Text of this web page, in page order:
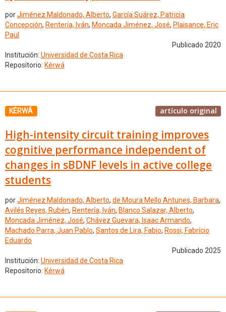
porJiménez Maldonado, Alberto, García Suárez, Patricia
Concepción, Rentería, Iván, Moncada Jiménez, José, Plaisance, Eric
Paul
Publicado 2020
Institución: Universidad de Costa Rica
Repositorio: Kérwá
KÉRWÁ artículo original
High-intensity circuit training improves
cognitive performance independent of
changes in sBDNF levels in active college
students
porJiménez Maldonado, Alberto, de Moura Mello Antunes, Barbara,
Avilés Reyes, Rubén, Rentería, Iván, Blanco Salazar, Alberto,
Moncada Jiménez, José, Chávez Guevara, Isaac Armando,
Machado Parra, Juan Pablo, Santos de Lira, Fabio, Rossi, Fabrício
Eduardo
Publicado 2025
Institución: Universidad de Costa Rica
Repositorio: Kérwá